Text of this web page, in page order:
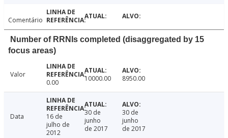
Comentário
Number of RRNIs completed (disaggregated by 15
focus areas)
Valor
0.00
10000.00 8950.00
Data
16 de
julho de
2012
30 de
junho
de 2017
30 de
junho
de 2017